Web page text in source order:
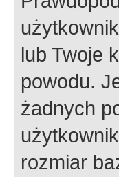
lub Twoje
powodu.
żadnych
rozmiar